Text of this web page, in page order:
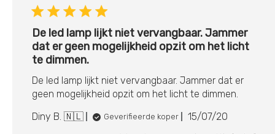
De led lamp lijkt niet vervangbaar. Jammer
dat er geen mogelijkheid opzit om het licht
te dimmen.
De led lamp lijkt niet vervangbaar. Jammer dat er
geen mogelijkheid opzit om het licht te dimmen.
Diny B. 🇳🇱
Geverifieerde koper
15/07/20